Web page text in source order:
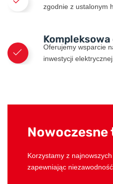
zgodnie z ustalonym
Oferujemy wsparcie
inwestycji elektrycznej.
Korzystamy z
zapewniając